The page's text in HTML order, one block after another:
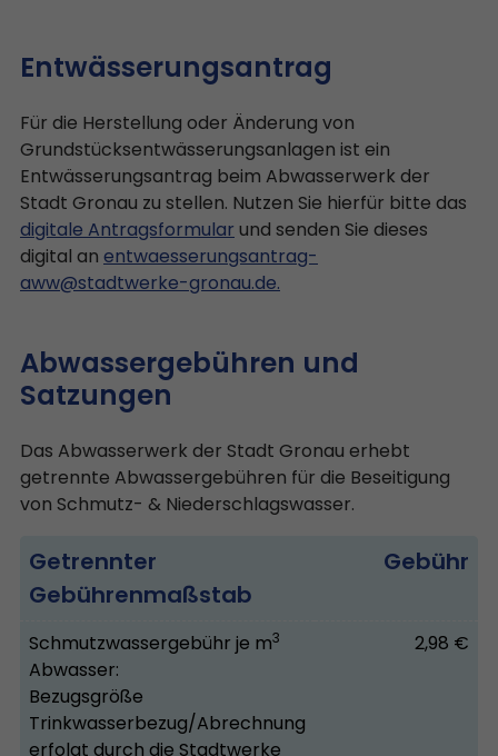
Entwässerungsantrag
Für die Herstellung oder Änderung von
Grundstücksentwässerungsanlagen ist ein
Entwässerungsantrag beim Abwasserwerk der
Stadt Gronau zu stellen. Nutzen Sie hierfür bitte das
digitale Antragsformular und senden Sie dieses
digital an entwaesserungsantrag-
aww@stadtwerke-gronau.de.
Abwassergebühren und
Satzungen
Das Abwasserwerk der Stadt Gronau erhebt
getrennte Abwassergebühren für die Beseitigung
von Schmutz- & Niederschlagswasser.
Getrennter
Gebührenmaßstab
Gebühr
Schmutzwassergebühr je m3
Abwasser:
Bezugsgröße
Trinkwasserbezug/Abrechnung
erfolgt durch die Stadtwerke
2,98 €